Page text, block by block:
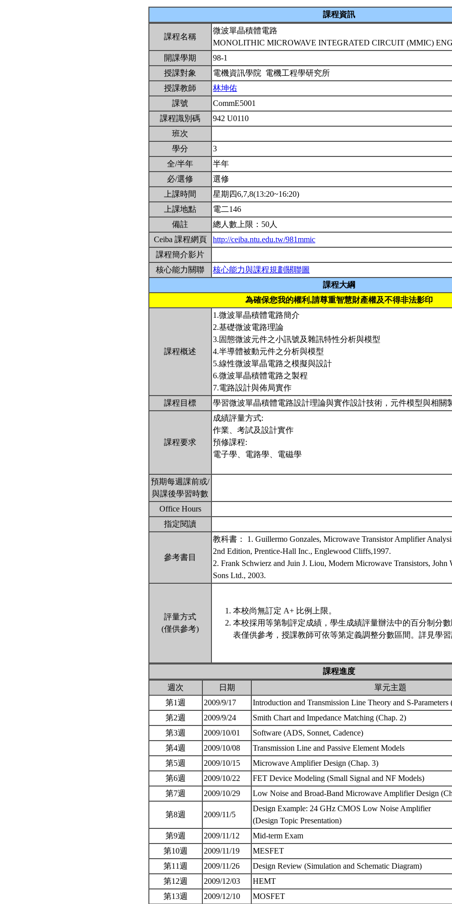
課程資訊
課程名稱
微波單晶積體電路
MONOLITHIC MICROWAVE INTEGRATED CIRCUIT (MMIC)
開課學期
98-1
授課對象
電機資訊學院 電機工程學研究所
授課教師
林坤佑
課號
CommE5001
課程識別碼
942 U0110
班次
學分
3
全/半年
半年
必/選修
選修
上課時間
星期四6,7,8(13:20~16:20)
上課地點
電二146
備註
總人數上限：50人
Ceiba 課程網頁
http://ceiba.ntu.edu.tw/981mmic
課程簡介影片
核心能力關聯
核心能力與課程規劃關聯圖
課程大綱
為確保您我的權利,請尊重智慧財產權及不得非法影印
課程概述
1.微波單晶積體電路簡介
2.基礎微波電路理論
3.固態微波元件之小訊號及雜訊特性分析與模型
4.半導體被動元件之分析與模型
5.線性微波單晶電路之模擬與設計
6.微波單晶積體電路之製程
7.電路設計與佈局實作
課程目標
學習微波單晶積體電路設計理論與實作設計技術，元件模型與相關
課程要求
成績評量方式:
作業、考試及設計實作
預修課程:
電子學、電路學、電磁學
預期每週課前或/
與課後學習時數
Office Hours
指定閱讀
參考書目
教科書： 1. Guillermo Gonzales, Microwave Transistor Amplifier
2nd Edition, Prentice-Hall Inc., Englewood Cliffs,1997.
2. Frank Schwierz and Juin J. Liou, Modern Microwave Transistors, John
Sons Ltd., 2003.
評量方式
(僅供參考)
本校尚無訂定 A+ 比例上限。
本校採用等第制評定成績，學生成績評量辦法中的百分制分
表僅供參考，授課教師可依等第定義調整分數區間。詳見學
課程進度
週次
日期
單元主題
第1週
2009/9/17
Introduction and Transmission Line Theory and S-
第2週
2009/9/24
Smith Chart and Impedance Matching (Chap. 2)
第3週
2009/10/01
Software (ADS, Sonnet, Cadence)
第4週
2009/10/08
Transmission Line and Passive Element Models
第5週
2009/10/15
Microwave Amplifier Design (Chap. 3)
第6週
2009/10/22
FET Device Modeling (Small Signal and NF Models)
第7週
2009/10/29 Low Noise and Broad-Band Microwave Amplifier Design
第8週 2009/11/5
Design Example: 24 GHz CMOS Low Noise Amplifier
(Design Topic Presentation)
第9週
2009/11/12
Mid-term Exam
第10週
2009/11/19
MESFET
第11週
2009/11/26
Design Review (Simulation and Schematic Diagram)
第12週
2009/12/03
HEMT
第13週
2009/12/10 MOSFET